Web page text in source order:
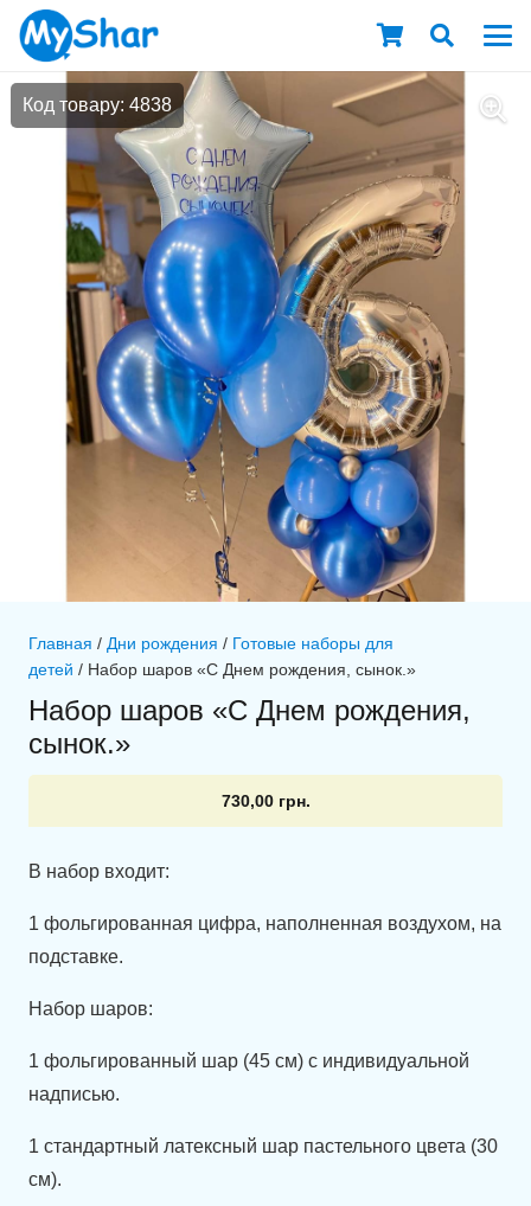
Код товару: 4838
Главная / Дни рождения / Готовые наборы для
детей / Набор шаров «С Днем рождения, сынок.»
Набор шаров «С Днем рождения,
сынок.»
730,00 грн.
В набор входит:
1 фольгированная цифра, наполненная воздухом, на
подставке.
Набор шаров:
1 фольгированный шар (45 см) с индивидуальной
надписью.
1 стандартный латексный шар пастельного цвета (30
см).